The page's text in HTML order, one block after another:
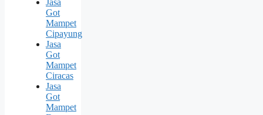
Got
Mampet
Cipayung
Jasa
Got
Mampet
Ciracas
Jasa
Got
Mampet